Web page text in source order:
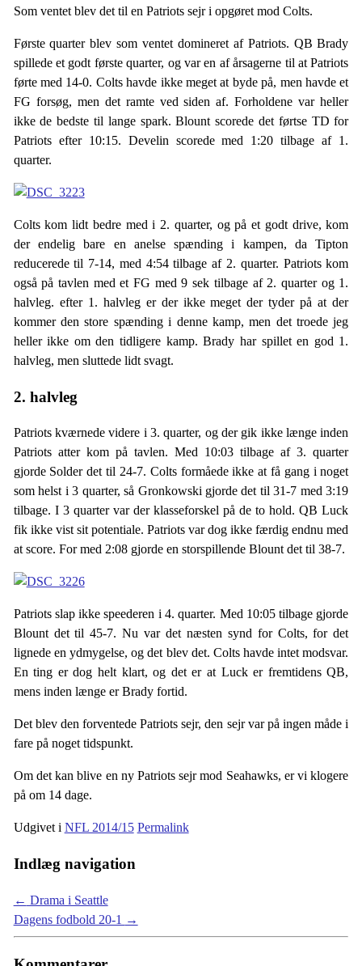
Som ventet blev det til en Patriots sejr i opgøret mod Colts.
Første quarter blev som ventet domineret af Patriots. QB Brady
spillede et godt første quarter, og var en af årsagerne til at Patriots
førte med 14-0. Colts havde ikke meget at byde på, men havde et
FG forsøg, men det ramte ved siden af. Forholdene var heller
ikke de bedste til lange spark. Blount scorede det førtse TD for
Patriots efter 10:15. Develin scorede med 1:20 tilbage af 1.
quarter.
Colts kom lidt bedre med i 2. quarter, og på et godt drive, kom
der endelig bare en anelse spænding i kampen, da Tipton
reducerede til 7-14, med 4:54 tilbage af 2. quarter. Patriots kom
også på tavlen med et FG med 9 sek tilbage af 2. quarter og 1.
halvleg. efter 1. halvleg er der ikke meget der tyder på at der
kommer den store spænding i denne kamp, men det troede jeg
heller ikke om den tidligere kamp. Brady har spillet en god 1.
halvleg, men sluttede lidt svagt.
2. halvleg
Patriots kværnede videre i 3. quarter, og der gik ikke længe inden
Patriots atter kom på tavlen. Med 10:03 tilbage af 3. quarter
gjorde Solder det til 24-7. Colts formåede ikke at få gang i noget
som helst i 3 quarter, så Gronkowski gjorde det til 31-7 med 3:19
tilbage. I 3 quarter var der klasseforskel på de to hold. QB Luck
fik ikke vist sit potentiale. Patriots var dog ikke færdig endnu med
at score. For med 2:08 gjorde en storspillende Blount det til 38-7.
Patriots slap ikke speederen i 4. quarter. Med 10:05 tilbage gjorde
Blount det til 45-7. Nu var det næsten synd for Colts, for det
lignede en ydmygelse, og det blev det. Colts havde intet modsvar.
En ting er dog helt klart, og det er at Luck er fremtidens QB,
mens inden længe er Brady fortid.
Det blev den forventede Patriots sejr, den sejr var på ingen måde i
fare på noget tidspunkt.
Om det kan blive en ny Patriots sejr mod Seahawks, er vi klogere
på om 14 dage.
Udgivet i NFL 2014/15 Permalink
Indlæg navigation
← Drama i Seattle
Dagens fodbold 20-1 →